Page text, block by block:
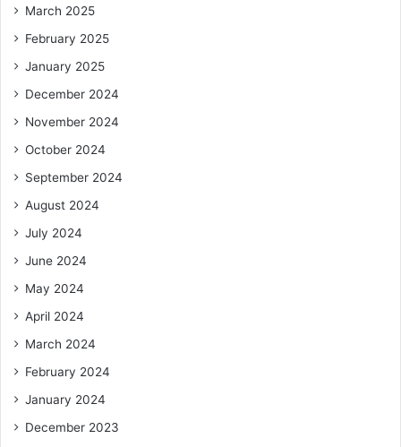
March 2025
February 2025
January 2025
December 2024
November 2024
October 2024
September 2024
August 2024
July 2024
June 2024
May 2024
April 2024
March 2024
February 2024
January 2024
December 2023